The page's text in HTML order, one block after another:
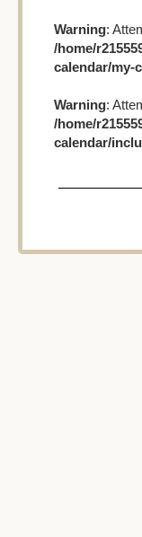
Warning:
/home/
calendar/my-
Warning:
/home/
calendar/